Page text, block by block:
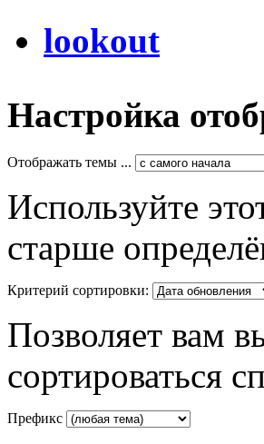
lookout
Настройка
Отображать темы ...
Используйте
старше
Критерий сортировки:
Позволяет вам
сортироваться
Префикс